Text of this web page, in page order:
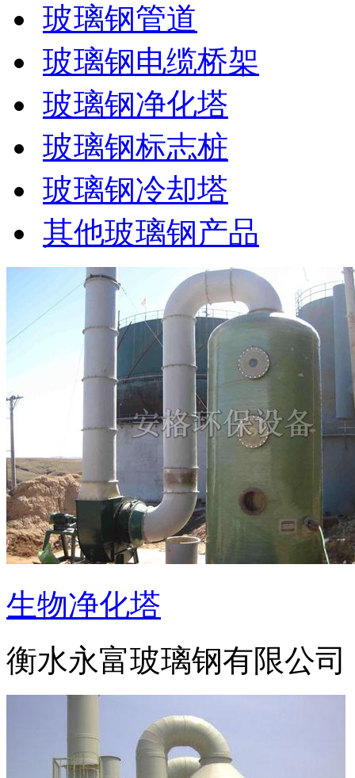
玻璃钢管道
玻璃钢电缆桥架
玻璃钢净化塔
玻璃钢标志桩
玻璃钢冷却塔
其他玻璃钢产品
生物净化塔
衡水永富玻璃钢有限公司